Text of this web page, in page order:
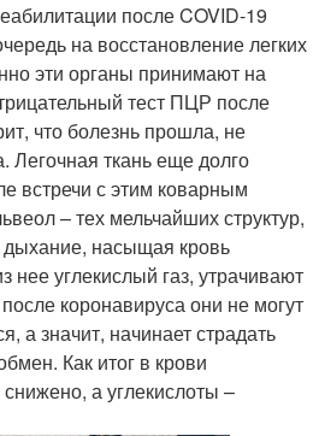
после COVID-19
на восстановление легких
эти органы принимают на
тест ПЦР после
что болезнь прошла, не
Легочная ткань еще долго
встречи с этим коварным
– тех мельчайших структур,
насыщая кровь
нее углекислый газ, утрачивают
коронавируса они не могут
а значит, начинает страдать
Как итог в крови
а углекислоты –